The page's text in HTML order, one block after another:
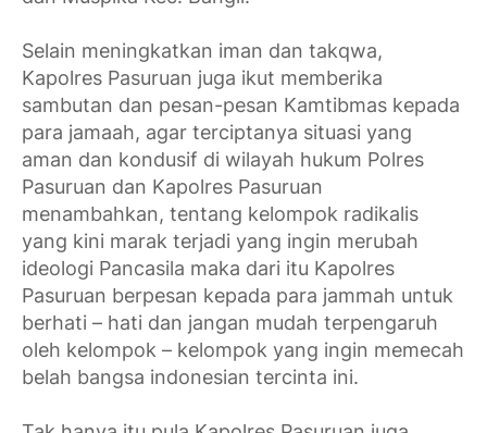
Selain meningkatkan iman dan takqwa,
Kapolres Pasuruan juga ikut memberika
sambutan dan pesan-pesan Kamtibmas kepada
para jamaah, agar terciptanya situasi yang
aman dan kondusif di wilayah hukum Polres
Pasuruan dan Kapolres Pasuruan
menambahkan, tentang kelompok radikalis
yang kini marak terjadi yang ingin merubah
ideologi Pancasila maka dari itu Kapolres
Pasuruan berpesan kepada para jammah untuk
berhati – hati dan jangan mudah terpengaruh
oleh kelompok – kelompok yang ingin memecah
belah bangsa indonesian tercinta ini.